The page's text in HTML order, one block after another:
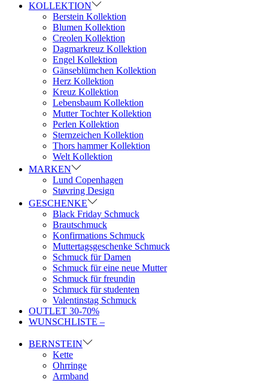
KOLLEKTION
Berstein Kollektion
Blumen Kollektion
Creolen Kollektion
Dagmarkreuz Kollektion
Engel Kollektion
Gänseblümchen Kollektion
Herz Kollektion
Kreuz Kollektion
Lebensbaum Kollektion
Mutter Tochter Kollektion
Perlen Kollektion
Sternzeichen Kollektion
Thors hammer Kollektion
Welt Kollektion
MARKEN
Lund Copenhagen
Støvring Design
GESCHENKE
Black Friday Schmuck
Brautschmuck
Konfirmations Schmuck
Muttertagsgeschenke Schmuck
Schmuck für Damen
Schmuck für eine neue Mutter
Schmuck für freundin
Schmuck für studenten
Valentinstag Schmuck
OUTLET 30-70%
WUNSCHLISTE –
BERNSTEIN
Kette
Ohrringe
Armband